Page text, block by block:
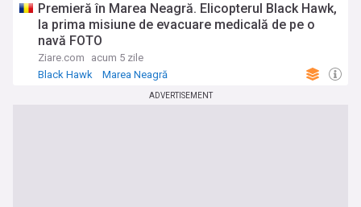
Premieră în Marea Neagră. Elicopterul Black Hawk,
la prima misiune de evacuare medicală de pe o
navă FOTO
Ziare.com
acum 5 zile
Black Hawk
Marea Neagră
ADVERTISEMENT